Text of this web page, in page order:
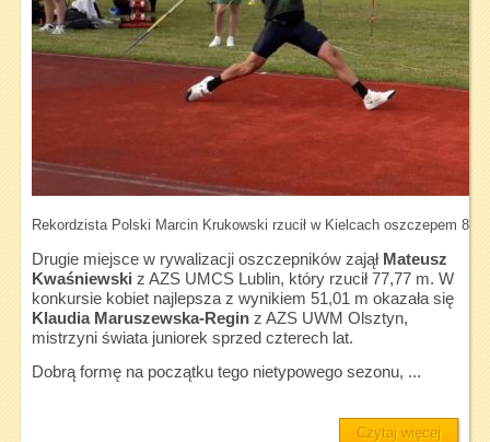
Rekordzista Polski Marcin Krukowski rzucił w Kielcach oszczepem
Drugie miejsce w rywalizacji oszczepników zajął Mateusz
Kwaśniewski z AZS UMCS Lublin, który rzucił 77,77 m. W
konkursie kobiet najlepsza z wynikiem 51,01 m okazała się
Klaudia Maruszewska-Reginz AZS UWM Olsztyn,
mistrzyni świata juniorek sprzed czterech lat.
Dobrą formę na początku tego nietypowego sezonu, ...
Czytaj więcej